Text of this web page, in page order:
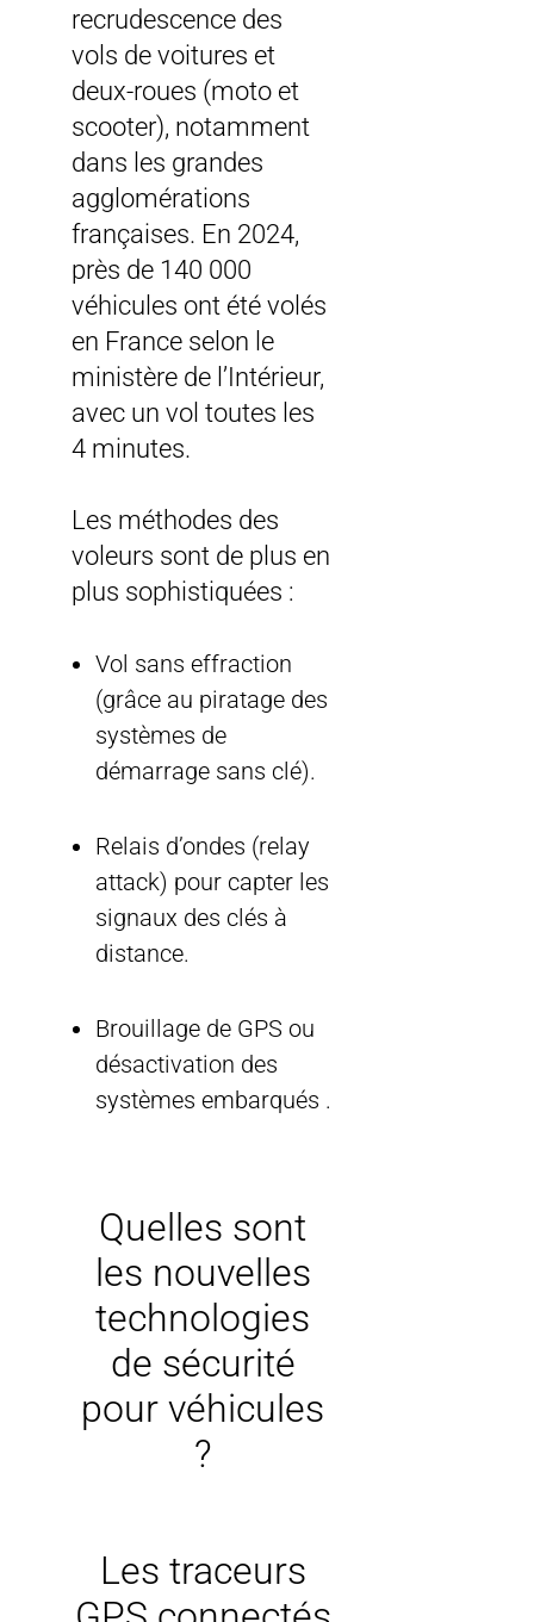
recrudescence des
vols de voitures et
deux-roues (moto et
scooter), notamment
dans les grandes
agglomérations
françaises. En 2024,
près de 140 000
véhicules ont été volés
en France selon le
ministère de l’Intérieur,
avec un vol toutes les
4 minutes.
Les méthodes des
voleurs sont de plus en
plus sophistiquées :
Vol sans effraction
(grâce au piratage des
systèmes de
démarrage sans clé).
Relais d’ondes (relay
attack) pour capter les
signaux des clés à
distance.
Brouillage de GPS ou
désactivation des
systèmes embarqués .
Quelles sont
les nouvelles
technologies
de sécurité
pour véhicules
?
Les traceurs